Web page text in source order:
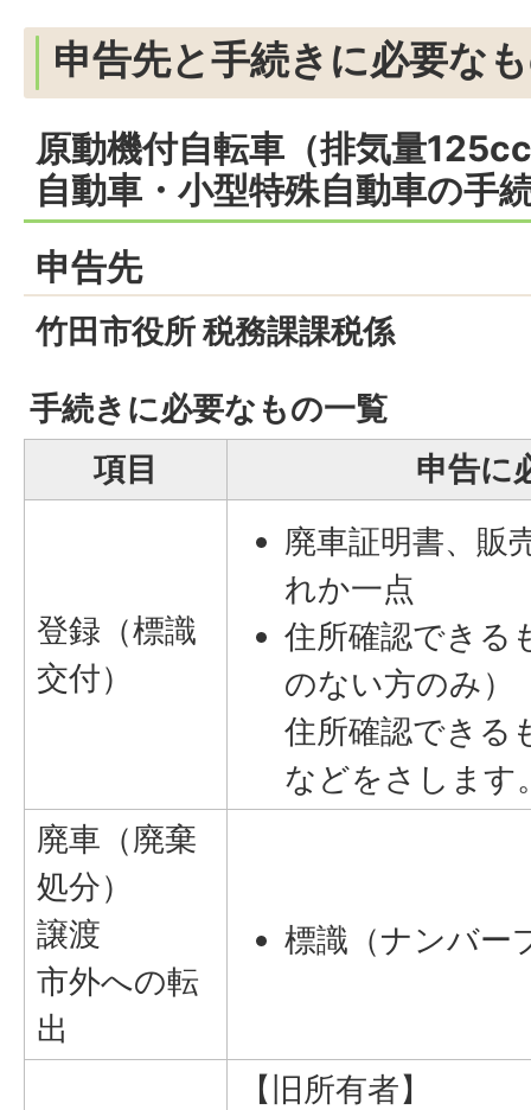
申告先と手続きに必要な
原動機付自転車（排気量
自動車・小型特殊自動車の手
申告先
竹田市役所 税務課課税係
手続きに必要なもの一覧
項目
申告に
登録（標識
交付）
廃車証明書、販
れか一点
住所確認できる
のない方のみ）
住所確認できる
などをさします
廃車（廃棄
処分）
譲渡
市外への転
出
標識（ナンバー
【旧所有者】